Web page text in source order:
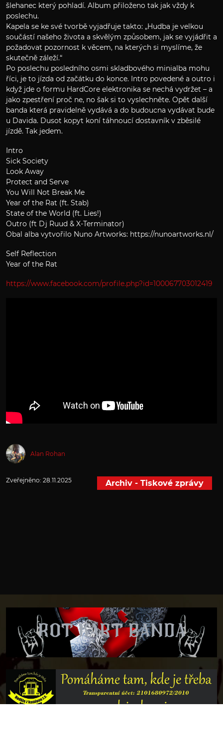
šlehanec který pohladí. Album přiloženo tak jak vždy k
poslechu.
Kapela se ke své tvorbě vyjadřuje takto: „Hudba je velkou
součástí našeho života a skvělým způsobem, jak se vyjádřit a
požadovat pozornost k věcem, na kterých si myslíme, že
skutečně záleží.“
Po poslechu posledního osmi skladbového minialba mohu
říci, je to jízda od začátku do konce. Intro povedené a outro i
když jde o formu HardCore elektronika se nechá vydržet – a
jako zpestření proč ne, no šak si to vyslechněte. Opět další
banda která pravidelně vydává a do budoucna vydávat bude
u Davida. Dusot kopyt koní táhnoucí dostavník v zběsilé
jízdě. Tak jedem.
Intro
Sick Society
Look Away
Protect and Serve
You Will Not Break Me
Year of the Rat (ft. Stab)
State of the World (ft. Lies!)
Outro (ft Dj Ruud & X-Terminator)
Obal alba vytvořilo Nuno Artworks: https://nunoartworks.nl/
Self Reflection
Year of the Rat
https://www.facebook.com/profile.php?id=100067703012419
Alan Rohan
Zveřejněno: 28.11.2025 Archiv - Tiskové zprávy